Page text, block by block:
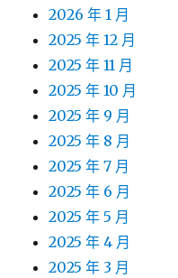
2026 年 1 月
2025 年 12 月
2025 年 11 月
2025 年 10 月
2025 年 9 月
2025 年 8 月
2025 年 7 月
2025 年 6 月
2025 年 5 月
2025 年 4 月
2025 年 3 月